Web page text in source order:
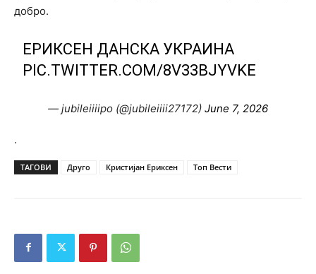
добро.
ЕРИКСЕН ДАНСКА УКРАИНА
PIC.TWITTER.COM/8V33BJYVKE
— jubileiiiipo (@jubileiiii27172) June 7, 2026
.
ТАГОВИ Друго Кристијан Ериксен Топ Вести